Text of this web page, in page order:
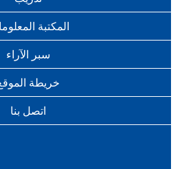
المكتبة المعلوماتية
سبر الآراء
خريطة الموقع
اتصل بنا